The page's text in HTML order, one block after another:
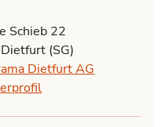
Schieb 22
(SG)
Dietfurt AG